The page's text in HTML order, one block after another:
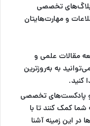
تخصصی
و مهارت‌هایتان
مقالات علمی و
به به‌روزترین
کنید.
و پادکست‌های تخصصی
کمک کنند تا با
این زمینه آشنا